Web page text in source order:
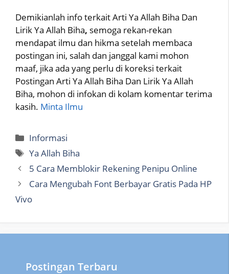
Demikianlah info terkait Arti Ya Allah Biha Dan
Lirik Ya Allah Biha, semoga rekan-rekan
mendapat ilmu dan hikma setelah membaca
postingan ini, salah dan janggal kami mohon
maaf, jika ada yang perlu di koreksi terkait
Postingan Arti Ya Allah Biha Dan Lirik Ya Allah
Biha, mohon di infokan di kolam komentar terima
kasih. Minta Ilmu
Categories
Informasi
Tags
Ya Allah Biha
5 Cara Memblokir Rekening Penipu Online
Cara Mengubah Font Berbayar Gratis Pada HP
Vivo
Postingan Terbaru